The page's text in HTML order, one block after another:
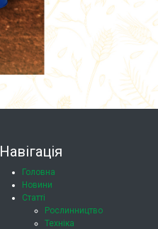
Навігація
Головна
Новини
Статті
Рослинництво
Техніка